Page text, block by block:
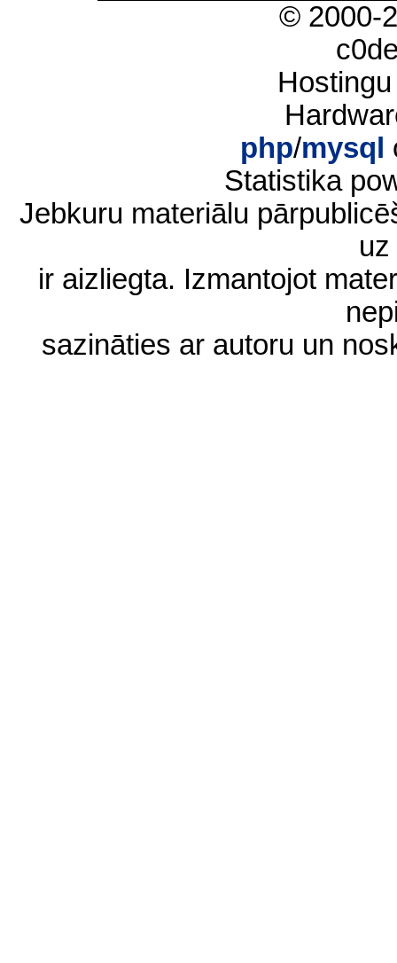
© 2000-
php/mysql
Statistika
Jebkuru materiālu
ir aizliegta. Izmantojot
sazināties ar autoru un